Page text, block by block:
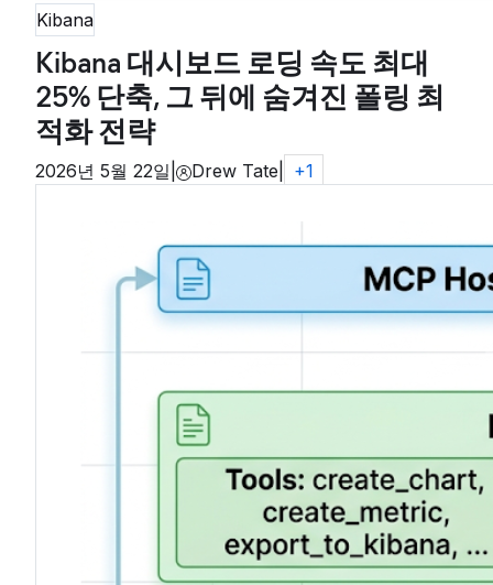
Kibana
Kibana 대시보드 로딩 속도 최대
25% 단축, 그 뒤에 숨겨진 폴링 최
적화 전략
2026년 5월 22일 Drew Tate +1